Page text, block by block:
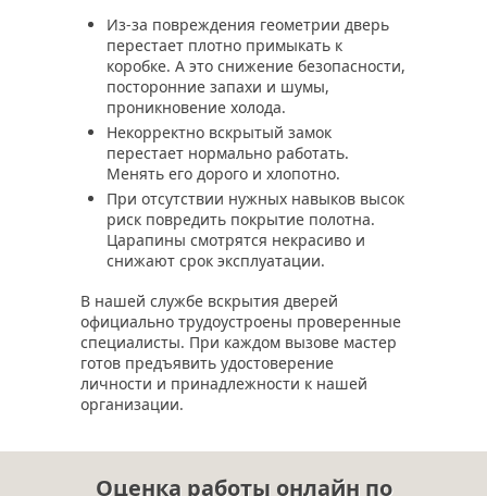
Из-за повреждения геометрии дверь
перестает плотно примыкать к
коробке. А это снижение безопасности,
посторонние запахи и шумы,
проникновение холода.
Некорректно вскрытый замок
перестает нормально работать.
Менять его дорого и хлопотно.
При отсутствии нужных навыков высок
риск повредить покрытие полотна.
Царапины смотрятся некрасиво и
снижают срок эксплуатации.
В нашей службе вскрытия дверей
официально трудоустроены проверенные
специалисты. При каждом вызове мастер
готов предъявить удостоверение
личности и принадлежности к нашей
организации.
Оценка работы онлайн по